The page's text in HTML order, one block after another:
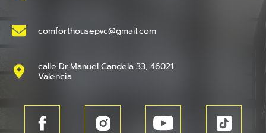
comforthousepvc@gmail.com
calle Dr.Manuel Candela 33, 46021.
Valencia